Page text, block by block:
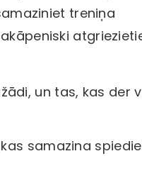
treniņa
un tas, kas der
samazina